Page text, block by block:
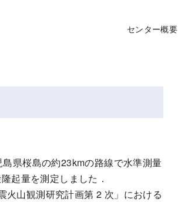
センター概要
県桜島の約23kmの路線で水準測量
起量を測定しました．
火山観測研究計画第 2 次」における